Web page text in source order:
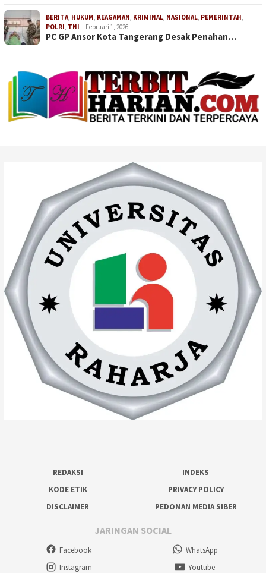
BERITA HUKUM KEAGAMAN KRIMINAL NASIONAL PEMERINTAH
POLRI TNI Februari 1, 2026
PC GP Ansor Kota Tangerang Desak Penahan…
REDAKSI
INDEKS
KODE ETIK
PRIVACY POLICY
DISCLAIMER
PEDOMAN MEDIA SIBER
JARINGAN SOCIAL
Facebook
WhatsApp
Instagram
Youtube